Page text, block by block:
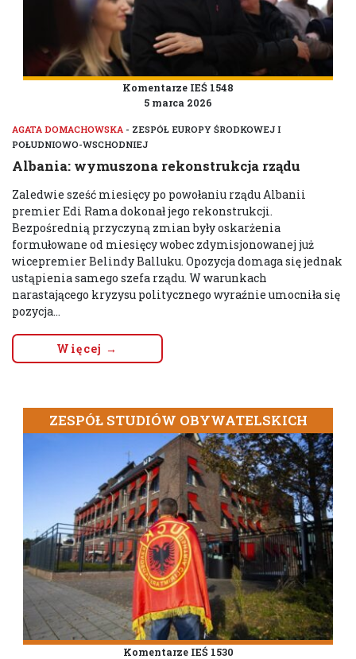
Komentarze IEŚ 1548
5 marca 2026
AGATA DOMACHOWSKA - ZESPÓŁ EUROPY ŚRODKOWEJ I
POŁUDNIOWO-WSCHODNIEJ
Albania: wymuszona rekonstrukcja rządu
Zaledwie sześć miesięcy po powołaniu rządu Albanii
premier Edi Rama dokonał jego rekonstrukcji.
Bezpośrednią przyczyną zmian były oskarżenia
formułowane od miesięcy wobec zdymisjonowanej już
wicepremier Belindy Balluku. Opozycja domaga się jednak
ustąpienia samego szefa rządu. W warunkach
narastającego kryzysu politycznego wyraźnie umocniła się
pozycja...
Więcej →
ZESPÓŁ STUDIÓW OBYWATELSKICH
Komentarze IEŚ 1530